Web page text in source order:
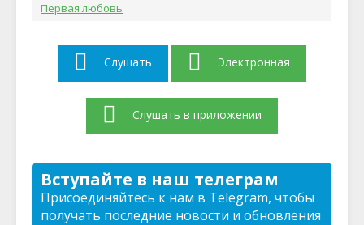
Первая любовь
Слушать Электронная
Слушать в приложении
Вступайте в наш телеграм
Присоединяйтесь к нам в Telegram, чтобы
получать последние новости и обновления